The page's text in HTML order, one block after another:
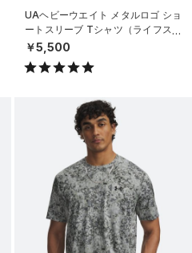
UAヘビーウエイト メタルロゴ ショ
ートスリーブ Tシャツ（ライフスタ
イル/MEN）
￥5,500